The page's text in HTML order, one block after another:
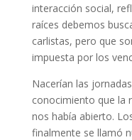
interacción social,
raíces debemos
carlistas, pero que
impuesta por los
Nacerían las
conocimiento que la
nos había abierto.
finalmente se llamó